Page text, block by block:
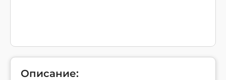
Описание: